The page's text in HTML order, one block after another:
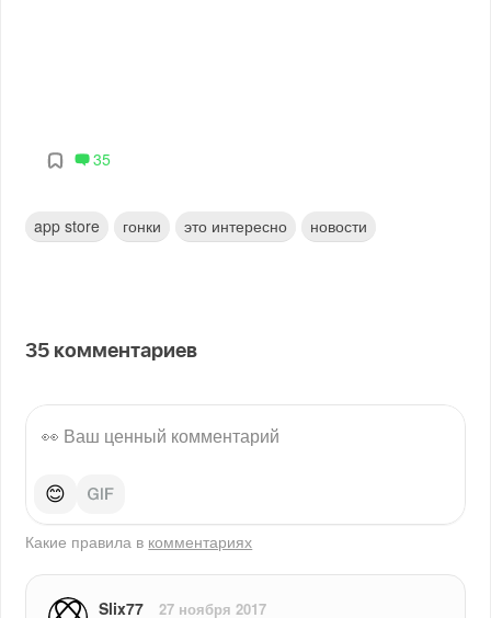
35
app store гонки это интересно новости
35 комментариев
😊
Какие правила в комментариях
Slix77 27 ноября 2017